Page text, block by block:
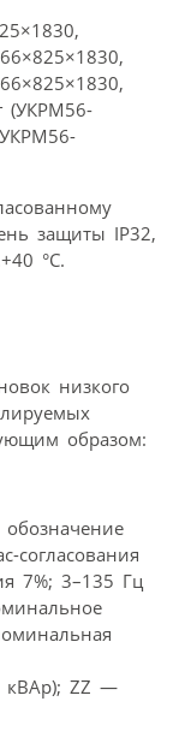
(УКРМ56-
защиты IP32,
°С.
низкого
образом:
согласования
7%; 3–135 Гц
кВАр); ZZ —